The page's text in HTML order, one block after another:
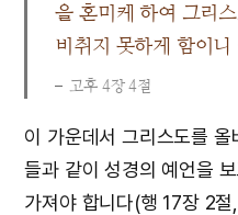
을 혼미케 하여 그리
비취지 못하게 함이
고후 4장 4절
이 가운데서 그리스도를
들과 같이 성경의 예언을
가져야 합니다(행 17장 2